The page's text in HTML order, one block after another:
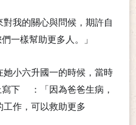
對我的關心與問候，期許自
一樣幫助更多人。」
小六升國一的時候，當時
下
：「因為爸爸生病，
工作，可以救助更多